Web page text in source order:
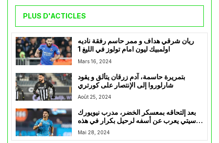
PLUS D'ACTICLES
ريان شرقي هداف و ممر حاسم رفقة ناديه
اولمبيك ليون امام تولوز في الليغ 1
Mars 16, 2024
بتمريرة حاسمة، آدم زرقان يتألق و يقود
شارلوروا إلى الإنتصار على كورتري
Août 25, 2024
بعد إلتحاقه بمعسكر الخضر، مدرب نيويورك
سيتي يعرب عن أسفه لرحيل بكرار في هذه
الفترة الحاسمة
Mai 28, 2024